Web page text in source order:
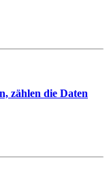
zählen die Daten